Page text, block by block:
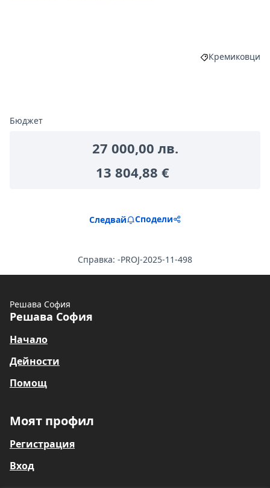
Филтриране
Кремиковци
Бюджет
27 000,00 лв.
13 804,88 €
Следвай Сподели
Справка: -PROJ-2025-11-498
Решава София
Решава София
Начало
Дейности
Помощ
Моят профил
Регистрация
Вход